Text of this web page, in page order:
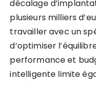
décalage
plusieurs milliers
travailler avec un
d’optimiser
performance et
intelligente limite